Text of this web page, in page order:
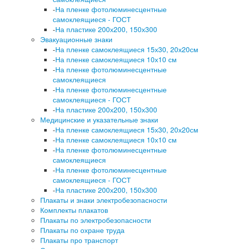
-На пленке фотолюминесцентные
самоклеящиеся - ГОСТ
-На пластике 200х200, 150х300
Эвакуационные знаки
-На пленке самоклеящиеся 15х30, 20х20см
-На пленке самоклеящиеся 10х10 см
-На пленке фотолюминесцентные
самоклеящиеся
-На пленке фотолюминесцентные
самоклеящиеся - ГОСТ
-На пластике 200х200, 150х300
Медицинские и указательные знаки
-На пленке самоклеящиеся 15х30, 20х20см
-На пленке самоклеящиеся 10х10 см
-На пленке фотолюминесцентные
самоклеящиеся
-На пленке фотолюминесцентные
самоклеящиеся - ГОСТ
-На пластике 200х200, 150х300
Плакаты и знаки электробезопасности
Комплекты плакатов
Плакаты по электробезопасности
Плакаты по охране труда
Плакаты про транспорт